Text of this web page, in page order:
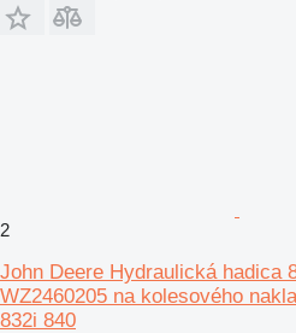
2
John Deere Hydraulická hadica
WZ2460205 na kolesového
832i 840